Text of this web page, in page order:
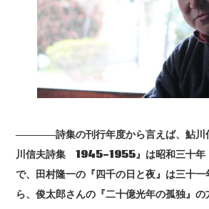
――――詩集の刊行年度から言えば、鮎川
川信夫詩集 1945-1955』は昭和三十年
で、田村隆一の『四千の日と夜』は三十
ら、俊太郎さんの『二十億光年の孤独』の